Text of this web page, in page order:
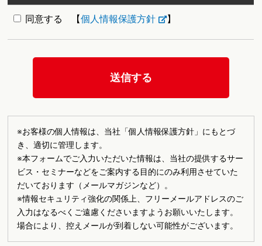
同意する 【個人情報保護方針 】
※お客様の個人情報は、当社「個人情報保護方針」にもとづ
き、適切に管理します。
※本フォームでご入力いただいた情報は、当社の提供するサー
ビス・セミナーなどをご案内する目的にのみ利用させていた
だいております（メールマガジンなど）。
※情報セキュリティ強化の関係上、フリーメールアドレスのご
入力はなるべくご遠慮くださいますようお願いいたします。
場合により、控えメールが到着しない可能性がございます。